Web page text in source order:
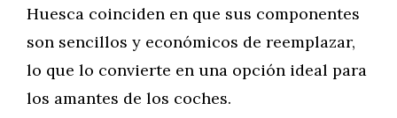
Huesca coinciden en que sus componentes
son sencillos y económicos de reemplazar,
lo que lo convierte en una opción ideal para
los amantes de los coches.